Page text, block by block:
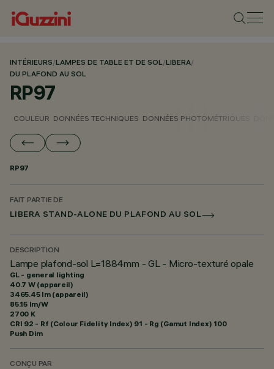
INTÉRIEURS/LAMPES DE TABLE ET DE SOL/LIBERA/
DU PLAFOND AU SOL
RP97
COULEUR DONNÉES TECHNIQUES DONNÉES PHOTOMÉTRIQUES
RP97
FAIT PARTIE DE
LIBERA STAND-ALONE DU PLAFOND AU SOL
DESCRIPTION
Lampe plafond-sol L=1884mm - GL - Micro-texturé opale
GL - general lighting
40.7 W (appareil)
3465.45 lm (appareil)
85.15 lm/W
2700 K
CRI 92 - Rf (Colour Fidelity Index) 91 - Rg (Gamut Index) 100
Push Dim
CONÇU PAR